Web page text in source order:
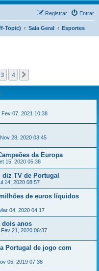
Entrar
Registrar
Topic) Sala Geral Esportes
3 4
Fev 07, 2021 10:38
28, 2020 03:45
da Europa
15, 2020 05:38
TV de Portugal
14, 2020 08:57
de euros líquidos
04, 2020 04:17
dois anos
21, 2020 06:37
Portugal de jogo com
05, 2019 07:38